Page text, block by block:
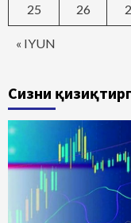
« IYUN
25 26
Сизни